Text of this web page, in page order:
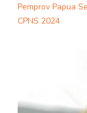
Pemprov Papua
CPNS 2024